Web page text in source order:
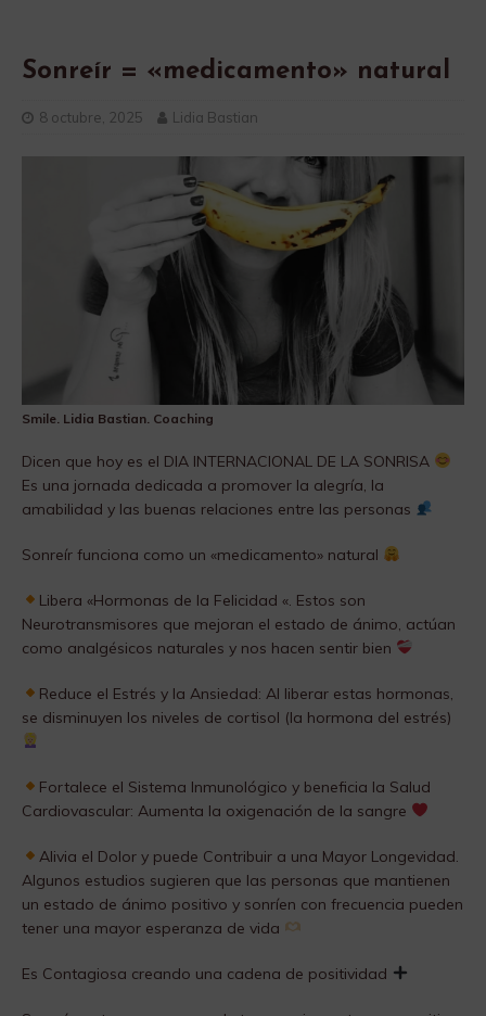
Sonreír = «medicamento» natural
8 octubre, 2025 Lidia Bastian
Smile. Lidia Bastian. Coaching
Dicen que hoy es el DIA INTERNACIONAL DE LA SONRISA
Es una jornada dedicada a promover la alegría, la
amabilidad y las buenas relaciones entre las personas
​Sonreír funciona como un «medicamento» natural
​Libera «Hormonas de la Felicidad «. Estos son
Neurotransmisores que mejoran el estado de ánimo, actúan
como analgésicos naturales y nos hacen sentir bien
​Reduce el Estrés y la Ansiedad: Al liberar estas hormonas,
se disminuyen los niveles de cortisol (la hormona del estrés)
​Fortalece el Sistema Inmunológico y beneficia la Salud
Cardiovascular: Aumenta la oxigenación de la sangre
​Alivia el Dolor y puede Contribuir a una Mayor Longevidad.
Algunos estudios sugieren que las personas que mantienen
un estado de ánimo positivo y sonríen con frecuencia pueden
tener una mayor esperanza de vida
​Es Contagiosa creando una cadena de positividad